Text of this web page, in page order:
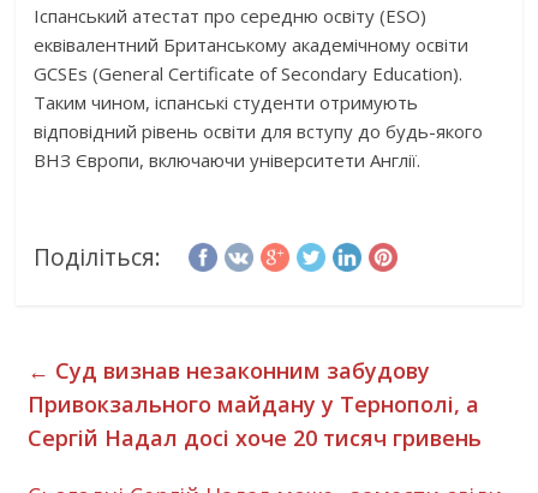
Іспанський атестат про середню освіту (ESO)
еквівалентний Британському академічному освіти
GCSEs (General Certificate of Secondary Education).
Таким чином, іспанські студенти отримують
відповідний рівень освіти для вступу до будь-якого
ВНЗ Європи, включаючи університети Англії.
Поділіться:
← Суд визнав незаконним забудову
Привокзального майдану у Тернополі, а
Сергій Надал досі хоче 20 тисяч гривень